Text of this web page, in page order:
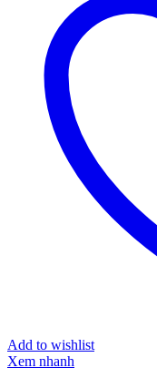
Add to wishlist
Xem nhanh